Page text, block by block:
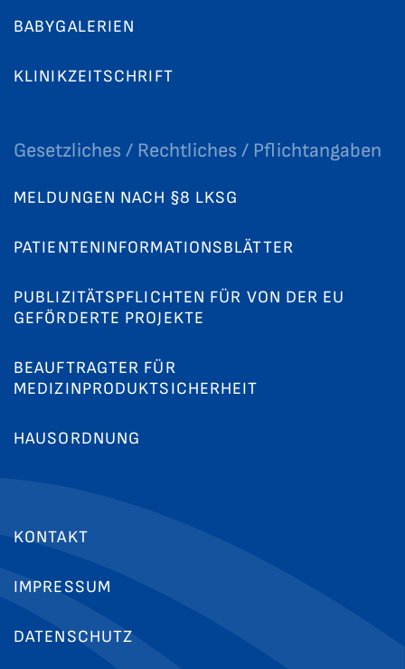
BABYGALERIEN
KLINIKZEITSCHRIFT
Gesetzliches / Rechtliches / Pflichtangaben
MELDUNGEN NACH §8 LKSG
PATIENTENINFORMATIONSBLÄTTER
PUBLIZITÄTSPFLICHTEN FÜR VON DER EU
GEFÖRDERTE PROJEKTE
BEAUFTRAGTER FÜR
MEDIZINPRODUKTSICHERHEIT
HAUSORDNUNG
KONTAKT
IMPRESSUM
DATENSCHUTZ